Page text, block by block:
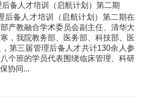
备人才培训（启航计划）第二期
后备人才培训（启航计划）第二期在
产教融合学术委员会副主任、清华大
，我院教务部、医务部、科技部、医
第三届管理后备人才共计130余人参
个班的学员代表围绕临床管理、科研
协同...